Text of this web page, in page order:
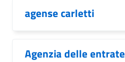
agense carletti
Agenzia delle entrate